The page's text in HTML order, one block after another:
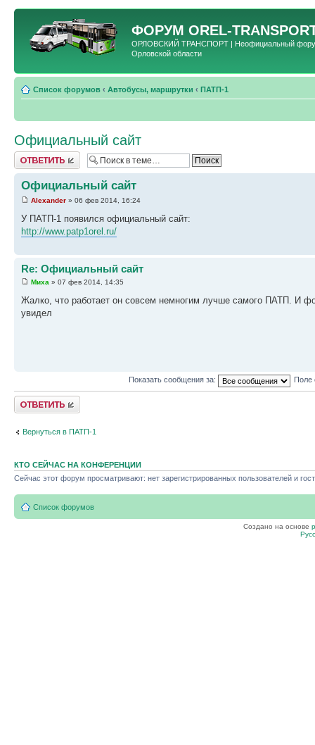
ФОРУМ OREL-
ОРЛОВСКИЙ ТРАНСПОРТ | Неофициальный форум
Орловской области
Список форумов ‹ Автобусы, маршрутки ‹ ПАТП-1
Официальный сайт
Ответить
Официальный сайт
Alexander » 06 фев 2014, 16:24
У ПАТП-1 появился официальный сайт:
http://www.patp1orel.ru/
Re: Официальный сайт
Миха » 07 фев 2014, 14:35
Жалко, что работает он совсем немногим лучше самого ПАТП. И
увидел
Показать сообщения за: Поле
Ответить
Вернуться в ПАТП-1
КТО СЕЙЧАС НА КОНФЕРЕНЦИИ
Сейчас этот форум просматривают: нет зарегистрированных пользователей и
Список форумов
Создано на основе